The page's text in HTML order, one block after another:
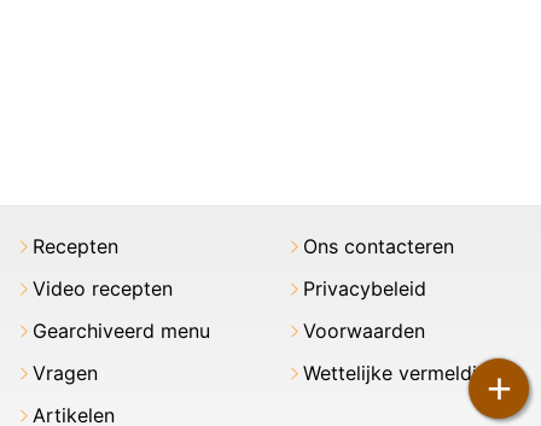
+
Recepten
Video recepten
Gearchiveerd menu
Vragen
Artikelen
Ons contacteren
Privacybeleid
Voorwaarden
Wettelijke vermeldingen